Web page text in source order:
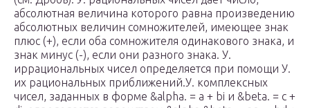
абсолютная величина которого равна произведению
абсолютных величин сомножителей, имеющее знак
плюс (+), если оба сомножителя одинакового знака, и
знак минус (-), если они разного знака. У.
иррациональных чисел определяется при помощи У.
их рациональных приближений.У. комплексных
чисел, заданных в форме &alpha. = а + bi и &beta. = с +